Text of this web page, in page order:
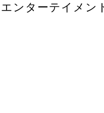
ンターテイメン